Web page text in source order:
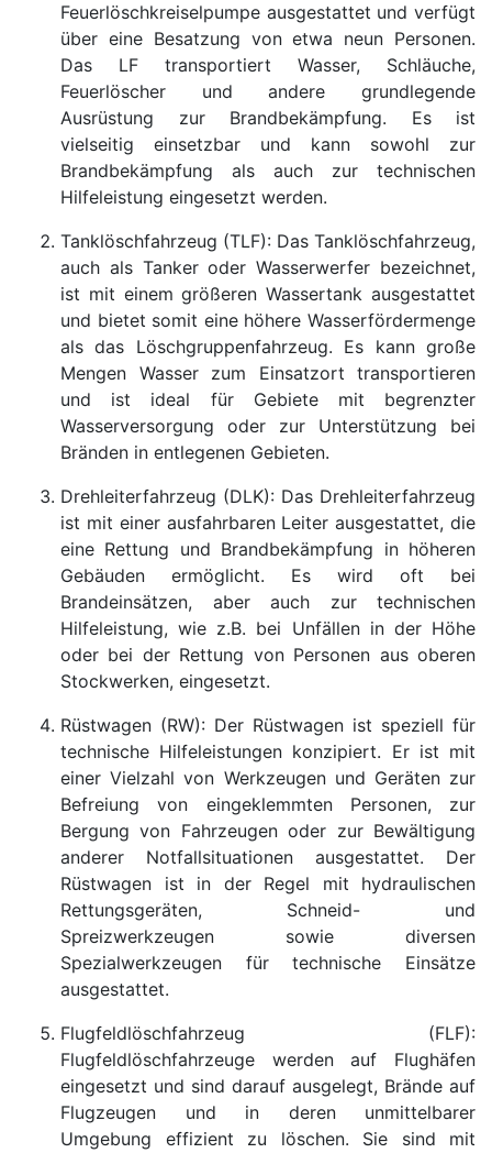
Feuerlöschkreiselpumpe ausgestattet und verfügt
über eine Besatzung von etwa neun Personen.
Das LF transportiert Wasser, Schläuche,
Feuerlöscher und andere grundlegende
Ausrüstung zur Brandbekämpfung. Es ist
vielseitig einsetzbar und kann sowohl zur
Brandbekämpfung als auch zur technischen
Hilfeleistung eingesetzt werden.
Tanklöschfahrzeug (TLF): Das Tanklöschfahrzeug,
auch als Tanker oder Wasserwerfer bezeichnet,
ist mit einem größeren Wassertank ausgestattet
und bietet somit eine höhere Wasserfördermenge
als das Löschgruppenfahrzeug. Es kann große
Mengen Wasser zum Einsatzort transportieren
und ist ideal für Gebiete mit begrenzter
Wasserversorgung oder zur Unterstützung bei
Bränden in entlegenen Gebieten.
Drehleiterfahrzeug (DLK): Das Drehleiterfahrzeug
ist mit einer ausfahrbaren Leiter ausgestattet, die
eine Rettung und Brandbekämpfung in höheren
Gebäuden ermöglicht. Es wird oft bei
Brandeinsätzen, aber auch zur technischen
Hilfeleistung, wie z.B. bei Unfällen in der Höhe
oder bei der Rettung von Personen aus oberen
Stockwerken, eingesetzt.
Rüstwagen (RW): Der Rüstwagen ist speziell für
technische Hilfeleistungen konzipiert. Er ist mit
einer Vielzahl von Werkzeugen und Geräten zur
Befreiung von eingeklemmten Personen, zur
Bergung von Fahrzeugen oder zur Bewältigung
anderer Notfallsituationen ausgestattet. Der
Rüstwagen ist in der Regel mit hydraulischen
Rettungsgeräten, Schneid- und
Spreizwerkzeugen sowie diversen
Spezialwerkzeugen für technische Einsätze
ausgestattet.
Flugfeldlöschfahrzeug (FLF):
Flugfeldlöschfahrzeuge werden auf Flughäfen
eingesetzt und sind darauf ausgelegt, Brände auf
Flugzeugen und in deren unmittelbarer
Umgebung effizient zu löschen. Sie sind mit